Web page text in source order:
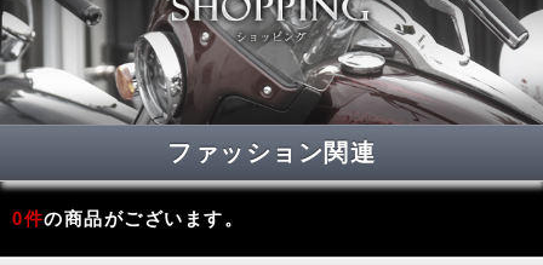
ファッション関連
0件の商品がございます。